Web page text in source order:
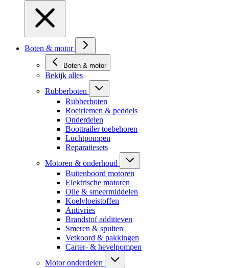
Boten & motor
Boten & motor
Bekijk alles
Rubberboten
Rubberboten
Roeiriemen & peddels
Onderdelen
Boottrailer toebehoren
Luchtpompen
Reparatiesets
Motoren & onderhoud
Buitenboord motoren
Elektrische motoren
Olie & smeermiddelen
Koelvloeistoffen
Antivries
Brandstof additieven
Smeren & spuiten
Vetkoord & pakkingen
Carter- & hevelpompen
Motor onderdelen